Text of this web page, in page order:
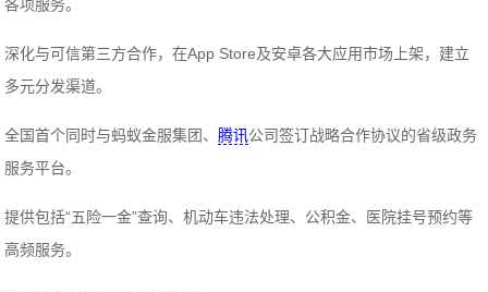
各项服务。
深化与可信第三方合作，在App Store及安卓各大应用市场上架，建立
多元分发渠道。
全国首个同时与蚂蚁金服集团、腾讯公司签订战略合作协议的省级政务
服务平台。
提供包括“五险一金”查询、机动车违法处理、公积金、医院挂号预约等
高频服务。